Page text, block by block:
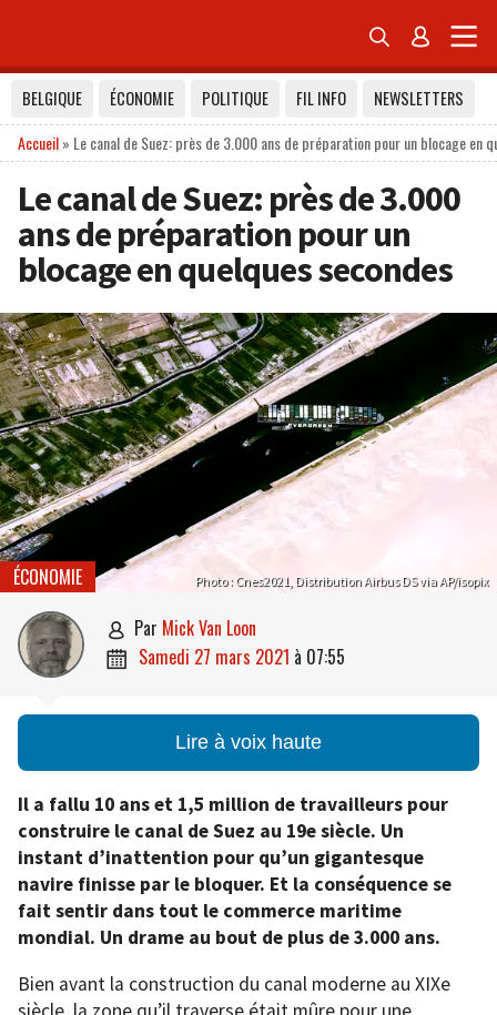
 
BELGIQUE ÉCONOMIE POLITIQUE FIL INFO
NEWSLETTERS
Accueil» Le canal de Suez: près de 3.000 ans de préparation pour un blocage en
Le canal de Suez: près de 3.000
ans de préparation pour un
blocage en quelques secondes
Photo : Cnes2021, Distribution Airbus DS via AP/isopix
ÉCONOMIE
 par Mick Van Loon
 samedi 27 mars 2021 à 07:55
Lire à voix haute
Il a fallu 10 ans et 1,5 million de travailleurs pour
construire le canal de Suez au 19e siècle. Un
instant d’inattention pour qu’un gigantesque
navire finisse par le bloquer. Et la conséquence se
fait sentir dans tout le commerce maritime
mondial. Un drame au bout de plus de 3.000 ans.
Bien avant la construction du canal moderne au XIXe
siècle, la zone qu’il traverse était mûre pour une